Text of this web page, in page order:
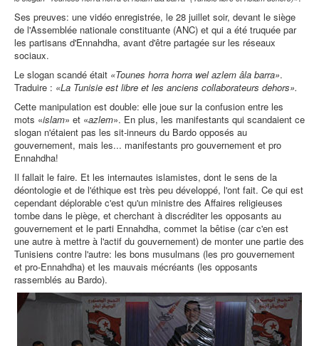
Ses preuves: une vidéo enregistrée, le 28 juillet soir, devant le siège
de l'Assemblée nationale constituante (ANC) et qui a été truquée par
les partisans d'Ennahdha, avant d'être partagée sur les réseaux
sociaux.
Le slogan scandé était «Tounes horra horra wel azlem âla barra».
Traduire : «La Tunisie est libre et les anciens collaborateurs dehors».
Cette manipulation est double: elle joue sur la confusion entre les
mots «islam» et «azlem». En plus, les manifestants qui scandaient ce
slogan n'étaient pas les sit-inneurs du Bardo opposés au
gouvernement, mais les... manifestants pro gouvernement et pro
Ennahdha!
Il fallait le faire. Et les internautes islamistes, dont le sens de la
déontologie et de l'éthique est très peu développé, l'ont fait. Ce qui est
cependant déplorable c'est qu'un ministre des Affaires religieuses
tombe dans le piège, et cherchant à discréditer les opposants au
gouvernement et le parti Ennahdha, commet la bêtise (car c'en est
une autre à mettre à l'actif du gouvernement) de monter une partie des
Tunisiens contre l'autre: les bons musulmans (les pro gouvernement
et pro-Ennahdha) et les mauvais mécréants (les opposants
rassemblés au Bardo).